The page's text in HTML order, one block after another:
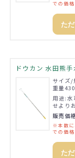
での価格
た
ドウカン 水田熊
サイズ
重量
用途:水
せより
販売価
※本数に
での価格
た